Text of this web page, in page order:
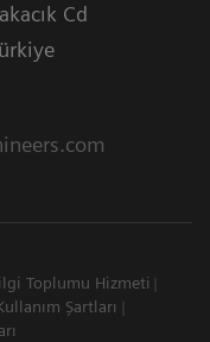
Cd
Toplumu Hizmeti
Şartları